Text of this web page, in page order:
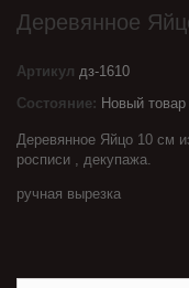
Деревянное
Артикул дз-1610
Состояние: Новый товар
Деревянное Яйцо 10 см
росписи , декупажа.
ручная вырезка